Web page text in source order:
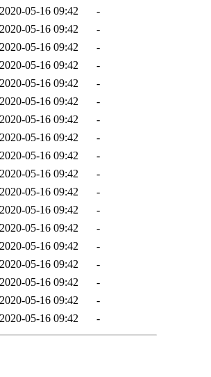
2020-05-16 09:42
-
2020-05-16 09:42
-
2020-05-16 09:42
-
2020-05-16 09:42
-
2020-05-16 09:42
-
2020-05-16 09:42
-
2020-05-16 09:42
-
2020-05-16 09:42
-
2020-05-16 09:42
-
2020-05-16 09:42
-
2020-05-16 09:42
-
2020-05-16 09:42
-
2020-05-16 09:42
-
2020-05-16 09:42
-
2020-05-16 09:42
-
2020-05-16 09:42
-
2020-05-16 09:42
-
2020-05-16 09:42 -